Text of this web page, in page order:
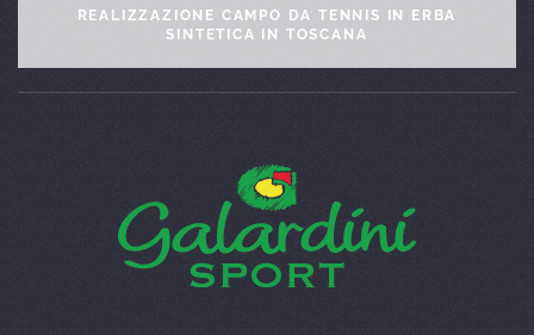
ALLIANZ RIVIERA